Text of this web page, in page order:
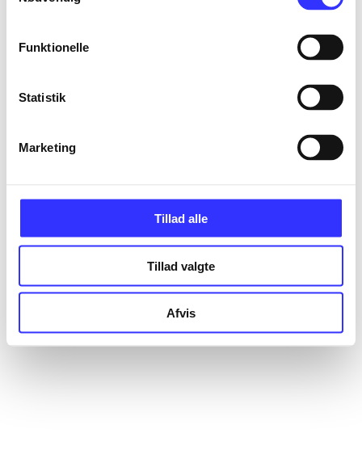
Funktionelle
Statistik
Marketing
Tillad alle
Tillad valgte
Afvis